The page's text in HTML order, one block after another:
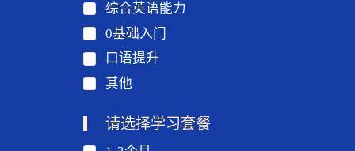
综合英语能力
0基础入门
口语提升
其他
请选择学习套餐